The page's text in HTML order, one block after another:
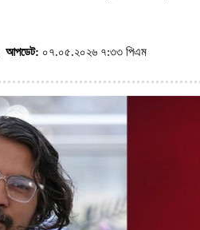
আপডেট: ০৭.০৫.২০২৬ ৭:৩৩ পিএম